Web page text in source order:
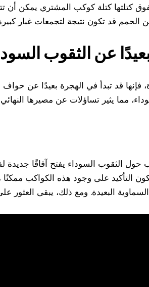
كتلتها كتلة كوكب المشتري يمكن
الحمم قد تكون نتيجة لتجمعات غبار
عن الثقوب
فإنها قد تبدأ في الهجرة بعيدًا عن
مما يثير تساؤلات عن مصيرها
الثقوب السوداء يفتح آفاقًا جديدة
التأكيد على وجود هذه الكواكب ممكنًا
البعيدة. ومع ذلك، يبقى العثور